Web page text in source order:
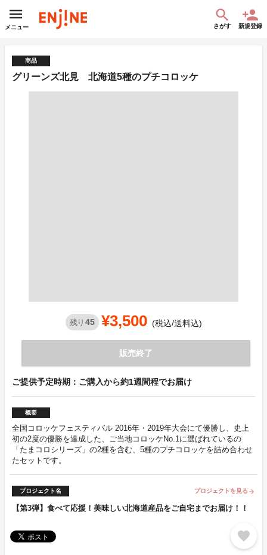
メニュー さがす 新規登録
商品
グリーンズ北見 北海道5種のプチコロッケ
残り 45 ¥3,500 (税込/送料込)
販売終了
ご提供予定時期：ご購入から約1週間程でお届け
概要
全国コロッケフェスティバル 2016年・2019年大会にて優勝し、史上
初の2度の優勝を達成した、ご当地コロッケNo.1に選ばれているの
「たまコロシリーズ」の2種を含む、5種のプチコロッケを詰め合わせ
たセットです。
プロジェクト名 プロジェクトを見る arrow_forward
【第3弾】食べて応援！美味しい北海道産品をご自宅までお届け！！
favorite